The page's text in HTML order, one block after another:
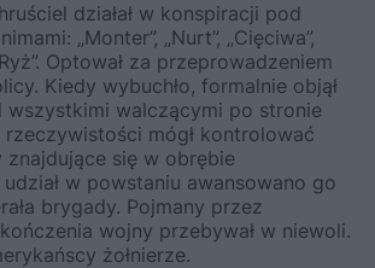
działał w konspiracji pod
„Monter”, „Nurt”, „Cięciwa”,
Optował za przeprowadzeniem
Kiedy wybuchło, formalnie objął
walczącymi po stronie
mógł kontrolować
znajdujące się w obrębie
w powstaniu awansowano go
brygady. Pojmany przez
wojny przebywał w niewoli.
żołnierze.